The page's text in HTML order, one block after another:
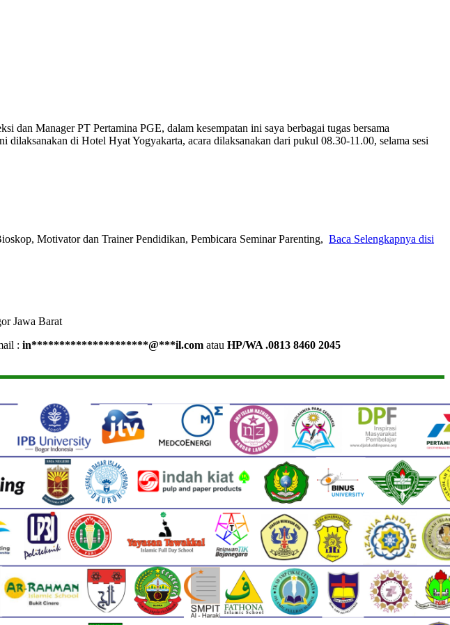
Manager PT Pertamina PGE, dalam kesempatan ini saya berbagai tugas bersama
di Hotel Hyat Yogyakarta, acara dilaksanakan dari pukul 08.30-11.00, selama sesi
Motivator dan Trainer Pendidikan, Pembicara Seminar Parenting, Baca Selengkapnya disi
Jawa Barat
: in*********************@***il.com atau HP/WA .0813 8460 2045